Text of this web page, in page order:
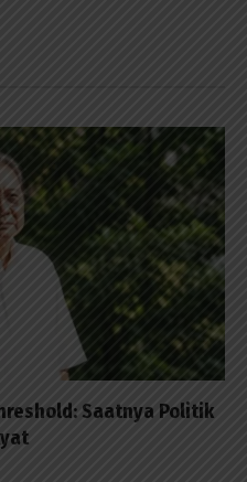
Saatnya Politik